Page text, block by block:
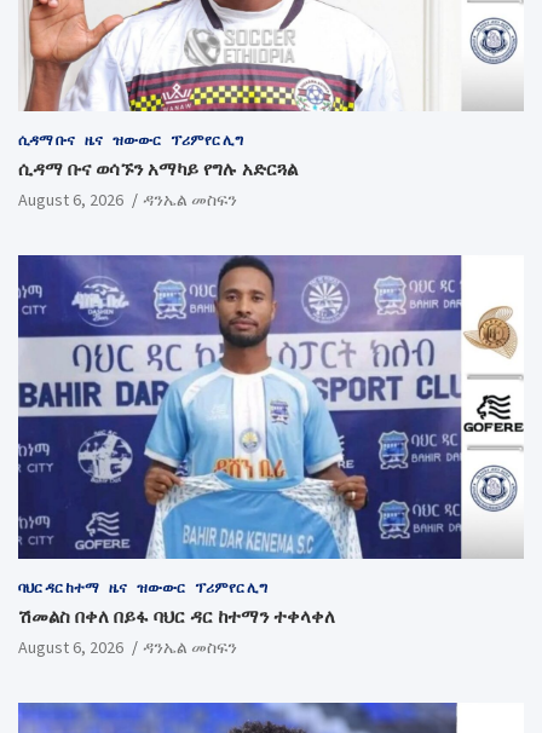
ሲዳማ ቡና ዜና ዝውውር ፕሪምየር ሊግ
ሲዳማ ቡና ወሳኙን አማካይ የግሉ አድርጓል
August 6, 2026 ዳንኤል መስፍን
ባህር ዳር ከተማ ዜና ዝውውር ፕሪምየር ሊግ
ሽመልስ በቀለ በይፋ ባህር ዳር ከተማን ተቀላቀለ
August 6, 2026 ዳንኤል መስፍን